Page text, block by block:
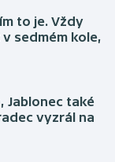
to je. Vždy
sedmém kole,
Jablonec také
vyzrál na